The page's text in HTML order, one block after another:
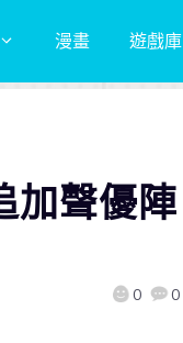
漫畫 遊戲庫
加聲優陣
0 0